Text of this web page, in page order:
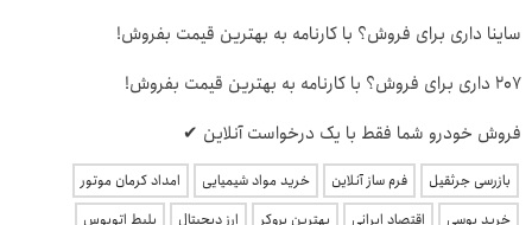
ساینا داری برای فروش؟ با کارنامه به بهترین قیمت بفروش!
207 داری برای فروش؟ با کارنامه به بهترین قیمت بفروش!
فروش خودرو شما فقط با یک درخواست آنلاین ✔
بازرسی جرثقیل فرم ساز آنلاین خرید مواد شیمیایی
امداد کرمان موتور
خرید یوسی
اقتصاد ایرانی بهترین بروکر ارز دیجیتال بلیط اتوبوس